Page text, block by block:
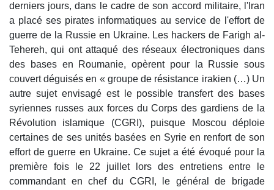
derniers jours, dans le cadre de son accord militaire, l'Iran
a placé ses pirates informatiques au service de l'effort de
guerre de la Russie en Ukraine. Les hackers de Farigh al-
Tehereh, qui ont attaqué des réseaux électroniques dans
des bases en Roumanie, opèrent pour la Russie sous
couvert déguisés en « groupe de résistance irakien (…) Un
autre sujet envisagé est le possible transfert des bases
syriennes russes aux forces du Corps des gardiens de la
Révolution islamique (CGRI), puisque Moscou déploie
certaines de ses unités basées en Syrie en renfort de son
effort de guerre en Ukraine. Ce sujet a été évoqué pour la
première fois le 22 juillet lors des entretiens entre le
commandant en chef du CGRI, le général de brigade